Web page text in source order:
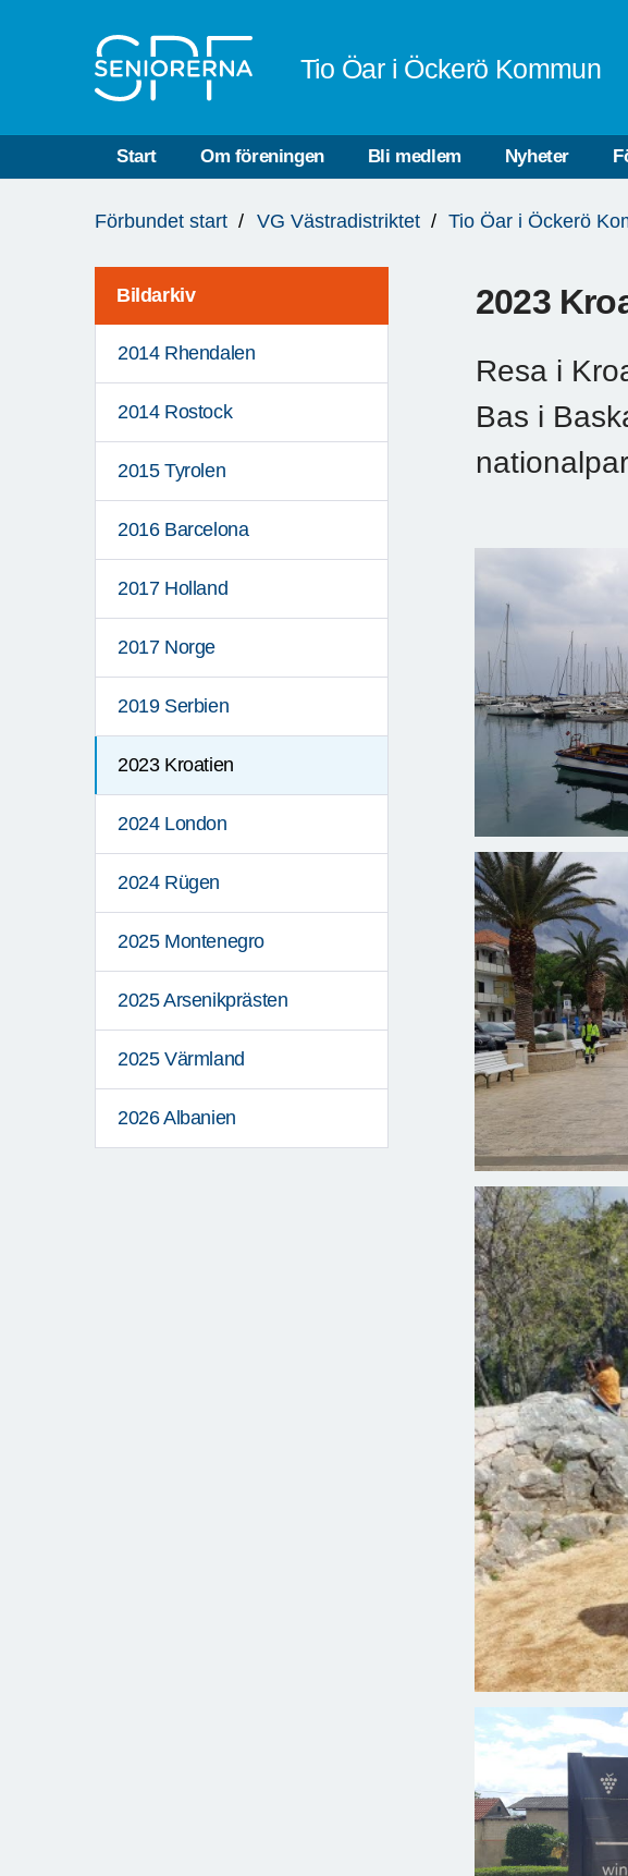
Tio Öar i Öckerö Kommun
Start Om föreningen Bli medlem Nyheter
är
Förbundet start VG Västradistriktet Tio Öar i Öckerö
Bildarkiv
2014 Rhendalen
2014 Rostock
2015 Tyrolen
2016 Barcelona
2017 Holland
2017 Norge
2019 Serbien
2023 Kroatien
2024 London
2024 Rügen
2025 Montenegro
2025 Arsenikprästen
2025 Värmland
2026 Albanien
2023
Resa i
Bas i